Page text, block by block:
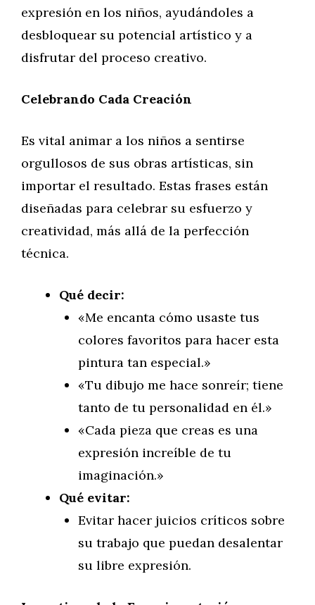
expresión en los niños, ayudándoles a
desbloquear su potencial artístico y a
disfrutar del proceso creativo.
Celebrando Cada Creación
Es vital animar a los niños a sentirse
orgullosos de sus obras artísticas, sin
importar el resultado. Estas frases están
diseñadas para celebrar su esfuerzo y
creatividad, más allá de la perfección
técnica.
Qué decir:
«Me encanta cómo usaste tus
colores favoritos para hacer esta
pintura tan especial.»
«Tu dibujo me hace sonreír; tiene
tanto de tu personalidad en él.»
«Cada pieza que creas es una
expresión increíble de tu
imaginación.»
Qué evitar:
Evitar hacer juicios críticos sobre
su trabajo que puedan desalentar
su libre expresión.